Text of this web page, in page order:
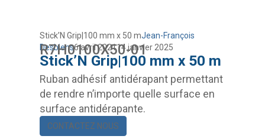
Stick’N Grip|100 mm x 50 mJean-François
Desbiens6 avril 202114 janvier 2025
Stick’N Grip|100 mm x 50 m
R7H0100X50-01
Ruban adhésif antidérapant permettant
de rendre n’importe quelle surface en
surface antidérapante.
CONTACTEZ NOUS